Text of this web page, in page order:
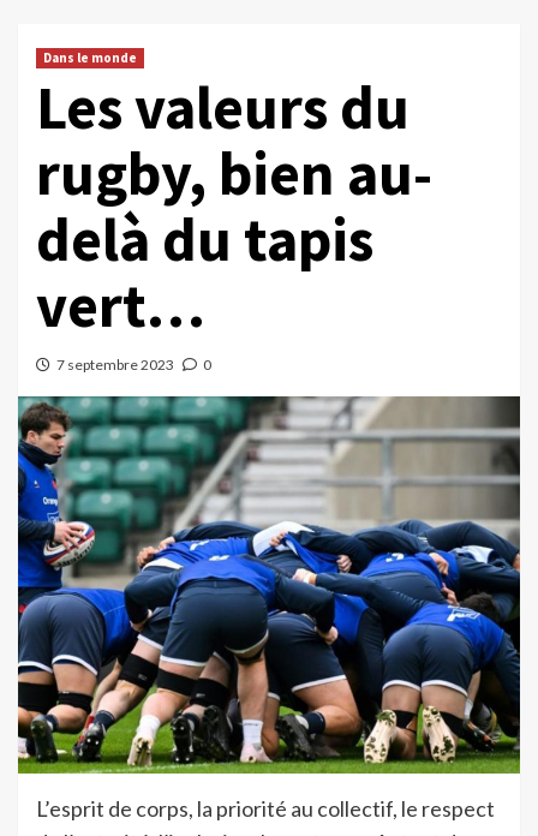
Dans le monde
Les valeurs du
rugby, bien au-
delà du tapis
vert…
7 septembre 2023 0
L’esprit de corps, la priorité au collectif, le respect